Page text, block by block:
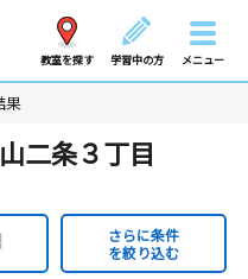
教室を探す 学習中の方 メニュー
果
二条３丁目
さらに条件
を絞り込む